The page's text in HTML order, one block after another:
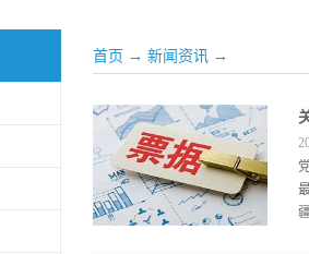
首页 → 新闻资讯 →